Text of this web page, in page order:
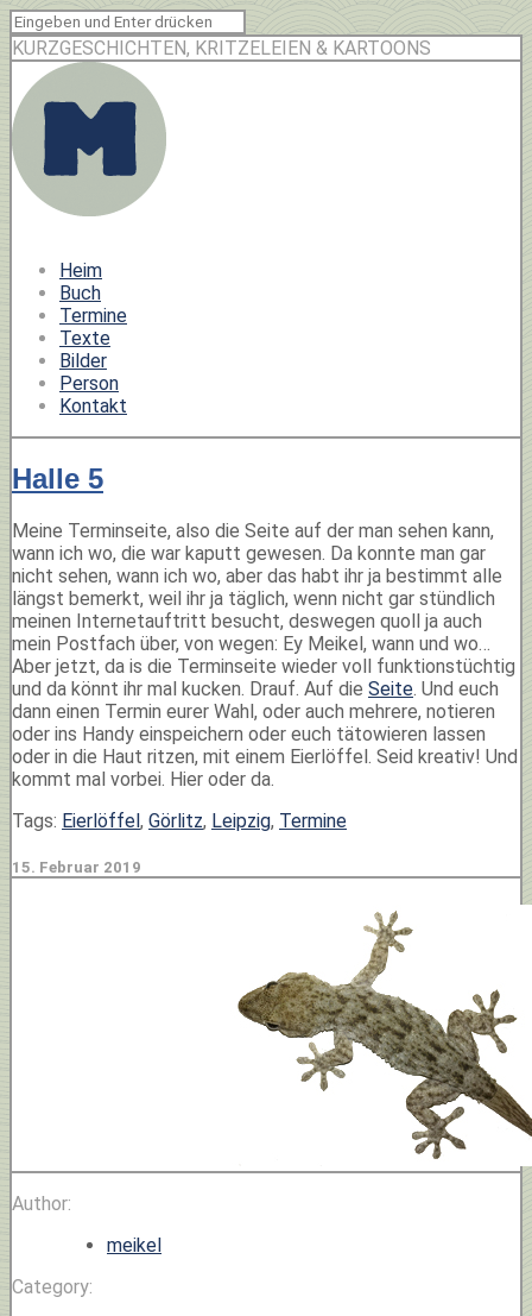
KURZGESCHICHTEN, KRITZELEIEN & KARTOONS
Heim
Buch
Termine
Texte
Bilder
Person
Kontakt
Halle 5
Meine Terminseite, also die Seite auf der man sehen kann,
wann ich wo, die war kaputt gewesen. Da konnte man gar
nicht sehen, wann ich wo, aber das habt ihr ja bestimmt alle
längst bemerkt, weil ihr ja täglich, wenn nicht gar stündlich
meinen Internetauftritt besucht, deswegen quoll ja auch
mein Postfach über, von wegen: Ey Meikel, wann und wo…
Aber jetzt, da is die Terminseite wieder voll funktionstüchtig
und da könnt ihr mal kucken. Drauf. Auf die Seite. Und euch
dann einen Termin eurer Wahl, oder auch mehrere, notieren
oder ins Handy einspeichern oder euch tätowieren lassen
oder in die Haut ritzen, mit einem Eierlöffel. Seid kreativ! Und
kommt mal vorbei. Hier oder da.
Tags: Eierlöffel, Görlitz, Leipzig, Termine
15. Februar 2019
Author:
meikel
Category: